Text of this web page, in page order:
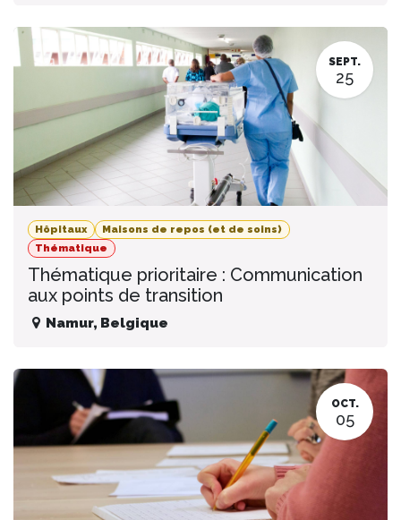
SEPT.
25
Hôpitaux
Maisons de repos (et de soins)
Thématique
Thématique prioritaire : Communication
aux points de transition
Namur, Belgique
OCT.
05